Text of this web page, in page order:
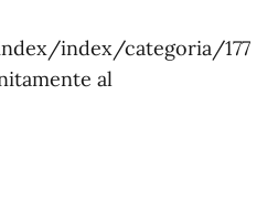
index/categoria/177
al